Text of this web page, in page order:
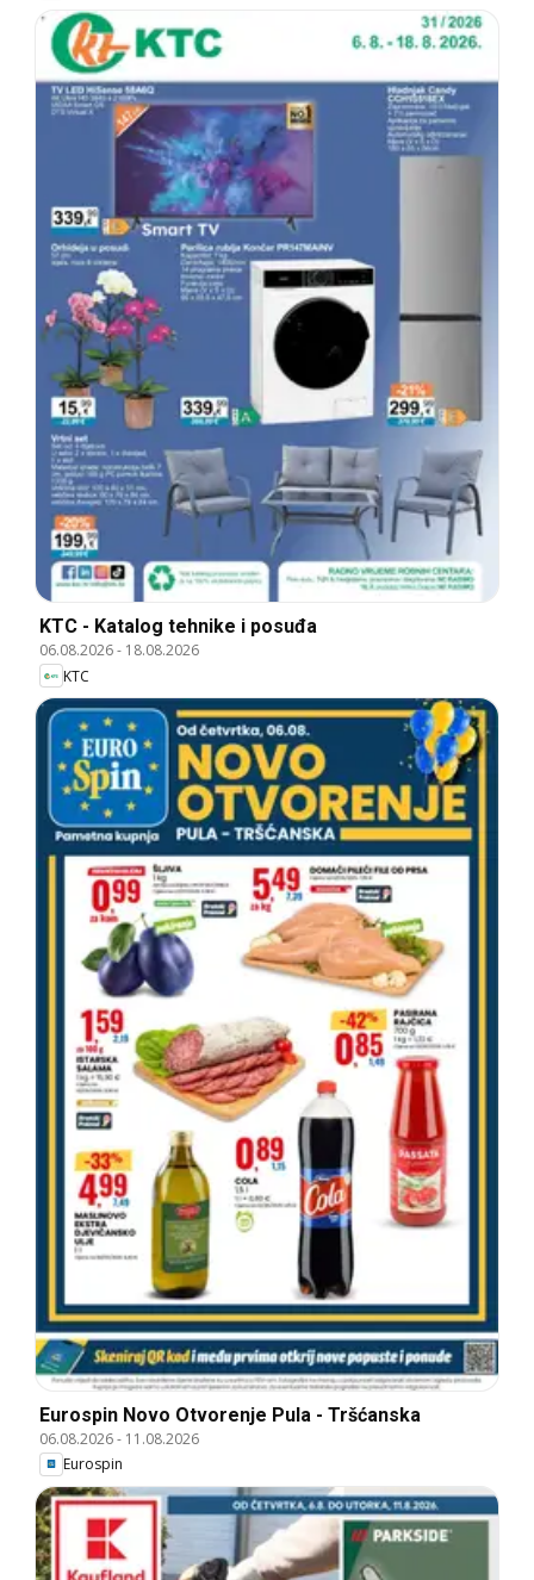
KTC - Katalog tehnike i posuđa
06.08.2026- 18.08.2026
KTC
Eurospin Novo Otvorenje Pula - Tršćanska
06.08.2026- 11.08.2026
Eurospin